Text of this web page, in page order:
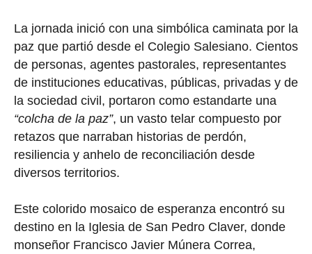
La jornada inició con una simbólica caminata por la
paz que partió desde el Colegio Salesiano. Cientos
de personas, agentes pastorales, representantes
de instituciones educativas, públicas, privadas y de
la sociedad civil, portaron como estandarte una
“colcha de la paz”, un vasto telar compuesto por
retazos que narraban historias de perdón,
resiliencia y anhelo de reconciliación desde
diversos territorios.
Este colorido mosaico de esperanza encontró su
destino en la Iglesia de San Pedro Claver, donde
monseñor Francisco Javier Múnera Correa,